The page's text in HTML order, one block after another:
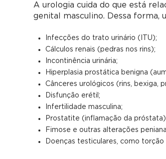
A urologia cuida do que está
genital masculino. Dessa forma,
Infecções do trato urinário (ITU);
Cálculos renais (pedras nos rins);
Incontinência urinária;
Hiperplasia prostática benigna
Cânceres urológicos (rins, bexiga,
Disfunção erétil;
Infertilidade masculina;
Prostatite (inflamação da
Fimose e outras alterações
Doenças testiculares, como